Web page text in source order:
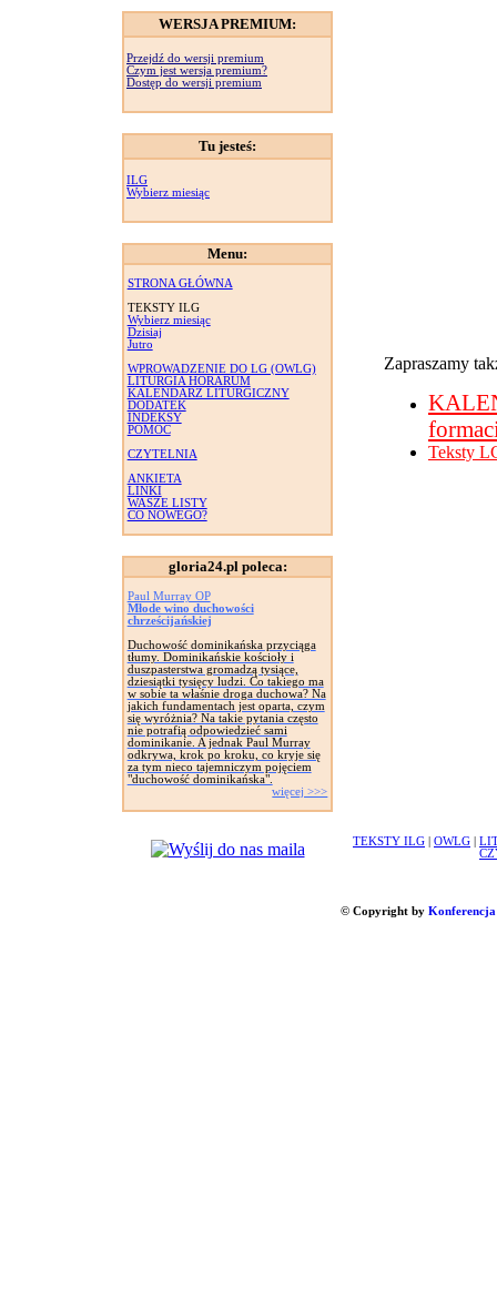
WERSJA PREMIUM:
Przejdź do wersji premium
Czym jest wersja premium?
Dostęp do wersji premium
Tu jesteś:
ILG
Wybierz miesiąc
Menu:
STRONA GŁÓWNA
TEKSTY ILG
Wybierz miesiąc
Dzisiaj
Jutro
WPROWADZENIE DO LG (OWLG)
LITURGIA HORARUM
KALENDARZ LITURGICZNY
DODATEK
INDEKSY
POMOC
CZYTELNIA
ANKIETA
LINKI
WASZE LISTY
CO NOWEGO?
gloria24.pl poleca:
Paul Murray OP
Młode wino duchowości
chrześcijańskiej
Duchowość dominikańska przyciąga
tłumy. Dominikańskie kościoły i
duszpasterstwa gromadzą tysiące,
dziesiątki tysięcy ludzi. Co takiego ma
w sobie ta właśnie droga duchowa? Na
jakich fundamentach jest oparta, czym
się wyróżnia? Na takie pytania często
nie potrafią odpowiedzieć sami
dominikanie. A jednak Paul Murray
odkrywa, krok po kroku, co kryje się
za tym nieco tajemniczym pojęciem
"duchowość dominikańska".
więcej >>>
Zapraszamy
Teksty
TEKSTY ILG OWLG
© Copyright by Konferencja